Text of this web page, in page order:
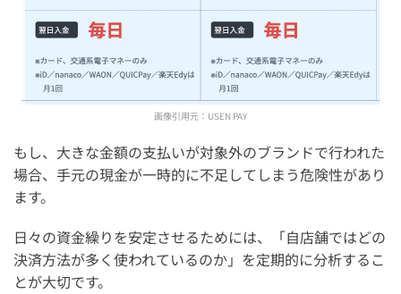
画像引用元： USEN PAY
もし、大きな金額の支払いが対象外のブランドで行われた
場合、手元の現金が一時的に不足してしまう危険性があり
ます。
日々の資金繰りを安定させるためには、「自店舗ではどの
決済方法が多く使われているのか」を定期的に分析するこ
とが大切です。